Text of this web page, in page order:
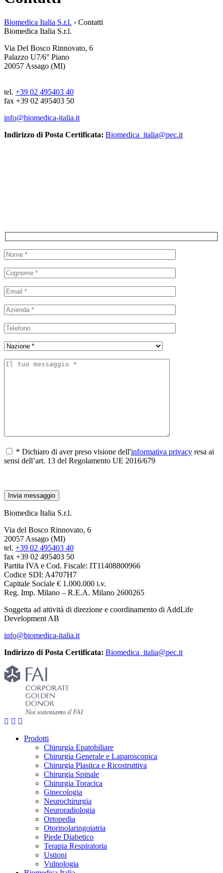
Biomedica Italia S.r.l. › Contatti
Biomedica Italia S.r.l.
Via Del Bosco Rinnovato, 6
Palazzo U7/6° Piano
20057 Assago (MI)
tel. +39 02 495403 40
fax +39 02 495403 50
info@biomedica-italia.it
Indirizzo di Posta Certificata: Biomedica_italia@pec.it
* Dichiaro di aver preso visione dell'informativa privacy resa ai
sensi dell’art. 13 del Regolamento UE 2016/679
Biomedica Italia S.r.l.
Via del Bosco Rinnovato, 6
20057 Assago (MI)
tel. +39 02 495403 40
fax +39 02 495403 50
Partita IVA e Cod. Fiscale: IT11408800966
Codice SDI: A4707H7
Capitale Sociale € 1.000.000 i.v.
Reg. Imp. Milano – R.E.A. Milano 2600265
Soggetta ad attività di direzione e coordinamento di AddLife
Development AB
info@biomedica-italia.it
Indirizzo di Posta Certificata: Biomedica_italia@pec.it
Prodotti
Chirurgia Epatobiliare
Chirurgia Generale e Laparoscopica
Chirurgia Plastica e Ricostruttiva
Chirurgia Spinale
Chirurgia Toracica
Ginecologia
Neurochirurgia
Neuroradiologia
Ortopedia
Otorinolaringoiatria
Piede Diabetico
Terapia Respiratoria
Ustioni
Vulnologia